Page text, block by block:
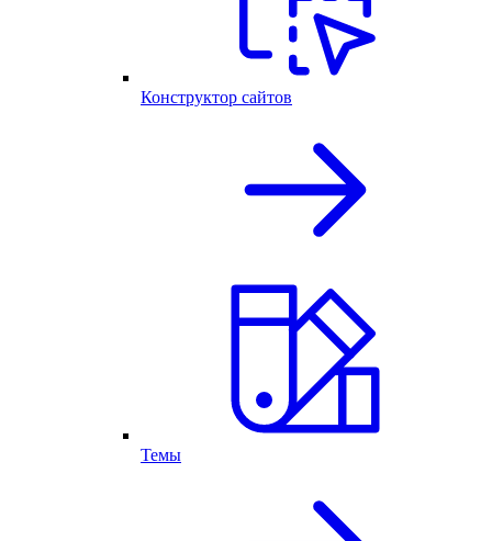
Конструктор сайтов
Темы